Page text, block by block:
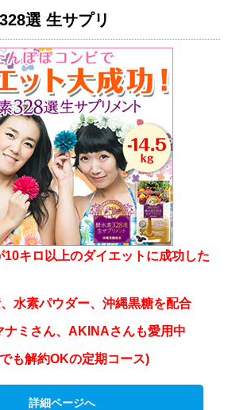
選 生サプリ
10キロ以上のダイエットに成功した
水素パウダー、沖縄黒糖を配合
ナミさん、AKINAさんも愛用中
も解約OKの定期コース)
詳細ページへ